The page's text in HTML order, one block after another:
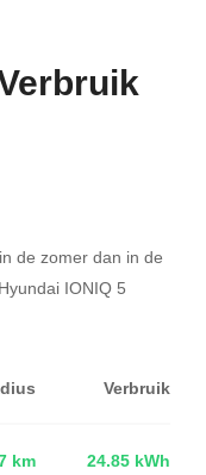
de zomer dan in de
IONIQ 5
Verbruik
km 24.85 kWh